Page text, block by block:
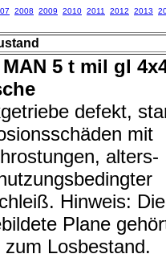
2008 2009 2010 2011 2012 2013
5 t mil gl
defekt,
mit
alters-
Hinweis: Die
Plane
zum Losbestand.